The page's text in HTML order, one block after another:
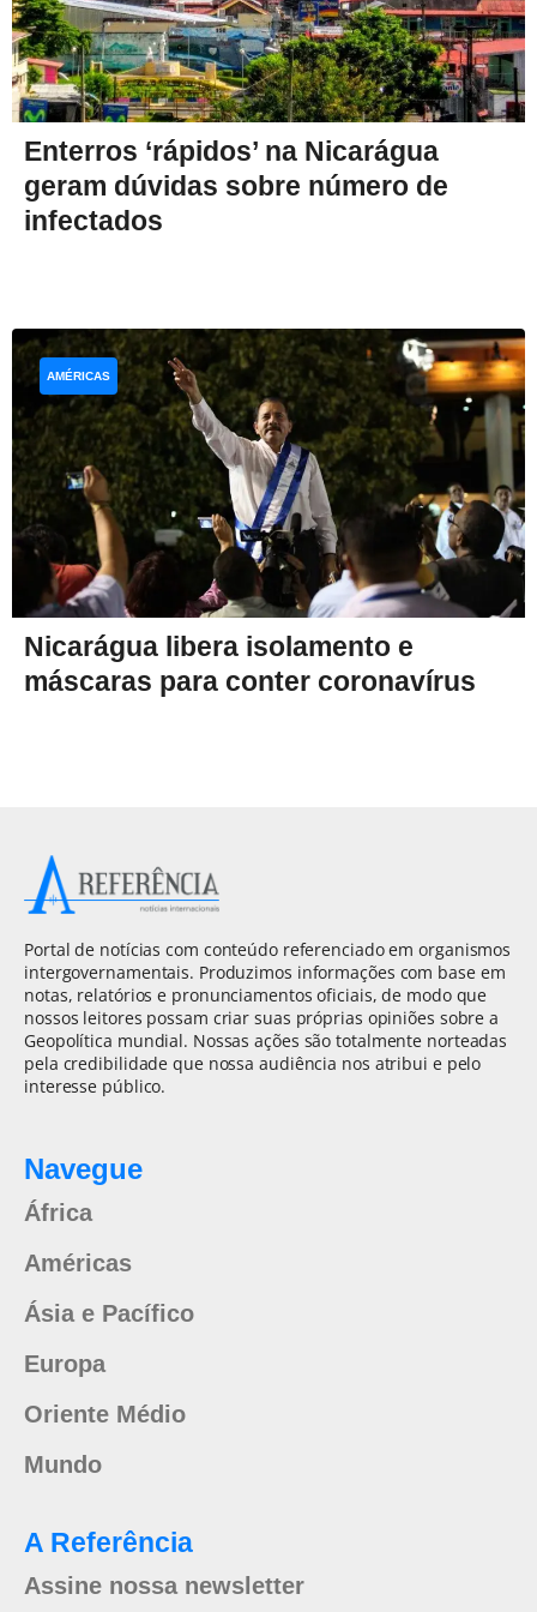
Enterros ‘rápidos’ na Nicarágua
geram dúvidas sobre número de
infectados
Nicarágua libera isolamento e
máscaras para conter coronavírus
AMÉRICAS
Portal de notícias com conteúdo referenciado em organismos
intergovernamentais. Produzimos informações com base em
notas, relatórios e pronunciamentos oficiais, de modo que
nossos leitores possam criar suas próprias opiniões sobre a
Geopolítica mundial. Nossas ações são totalmente norteadas
pela credibilidade que nossa audiência nos atribui e pelo
interesse público.
Navegue
África
Américas
Ásia e Pacífico
Europa
Oriente Médio
Mundo
A Referência
Assine nossa newsletter